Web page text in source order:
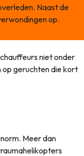
Naast de
op.
niet onder
geruchten die kort
Meer dan